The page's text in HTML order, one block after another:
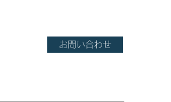
お問い合わせ